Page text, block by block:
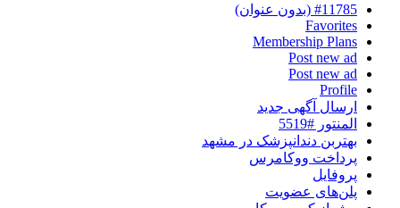
#11785 (بدون عنوان)
Favorites
Membership Plans
Post new ad
Post new ad
Profile
ارسال آگهی جدید
المنتور #5519
بهتربن دندانپزشک در مشهد
پرداخت ووکامرس
پروفایل
پلن‌های عضویت